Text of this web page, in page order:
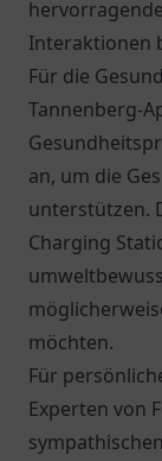
Interaktionen
Für die
Tannenberg-
an, um die
unterstützen.
Charging
möchten.
Für
Experten von